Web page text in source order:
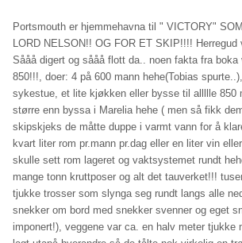
Portsmouth er hjemmehavna til " VICTORY"
LORD NELSON!! OG FOR ET SKIP!!!! Herregud
Sååå digert og sååå flott da.. noen fakta fra
850!!!, doer: 4 på 600 mann hehe(Tobias
sykestue, et lite kjøkken eller bysse til allllle 850
større enn byssa i Marelia hehe ( men så fikk
skipskjeks de måtte duppe i varmt vann for å
kvart liter rom pr.mann pr.dag eller en liter vin
skulle sett rom lageret og vaktsystemet rundt
mange tonn kruttposer og alt det tauverket!!!
tjukke trosser som slynga seg rundt langs alle
snekker om bord med snekker svenner og eget
imponert!), veggene var ca. en halv meter tjukke